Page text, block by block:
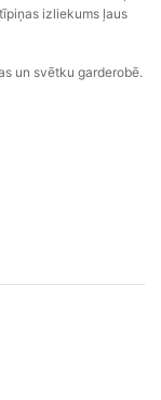
izliekums ļaus
un svētku garderobē.